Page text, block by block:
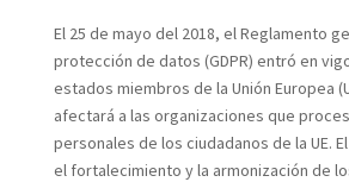
El 25 de mayo del 2018, el Reglamento
protección de datos (GDPR) entró en
estados miembros de la Unión Europea
afectará a las organizaciones que
personales de los ciudadanos de la UE.
el fortalecimiento y la armonización de